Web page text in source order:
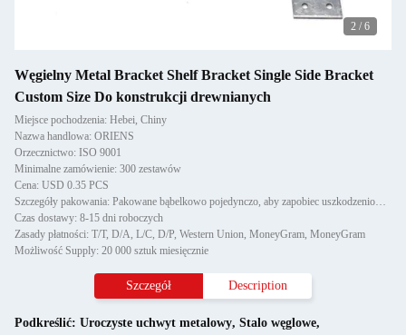
2 / 6
Węgielny Metal Bracket Shelf Bracket Single Side Bracket
Custom Size Do konstrukcji drewnianych
Miejsce pochodzenia: Hebei, Chiny
Nazwa handlowa: ORIENS
Orzecznictwo: ISO 9001
Minimalne zamówienie: 300 zestawów
Cena: USD 0.35 PCS
Szczegóły pakowania: Pakowane bąbelkowo pojedynczo, aby zapobiec uszkodzeniom i zadrapaniom podczas transportu, następnie
Czas dostawy: 8-15 dni roboczych
Zasady płatności: T/T, D/A, L/C, D/P, Western Union, MoneyGram, MoneyGram
Możliwość Supply: 20 000 sztuk miesięcznie
Szczegół Description
Podkreślić: Uroczyste uchwyt metalowy, Stalo węglowe,